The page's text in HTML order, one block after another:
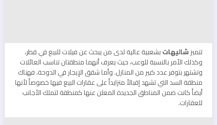
تتميزشاليهاتبشعبية عالية لدى من يبحث عن فيلات للبيع في قطر،
وكذلك الأمر بالنسبة للوعب، حيث يعرف أنهما منطقتان تناسب العائلات
وتشتهر بتوفر عدد كبير من المنازل. وأما شقق الإيجار في الدوحة، فهناك
منطقة السد التي تشهد إقبالاً متزايداً على عقارات البيع فيها خصوصاً لأنها
أيضاً كانت ضمن المناطق الجديدة المعلن عنها كمنطقة لتملك الأجانب
للعقارات.